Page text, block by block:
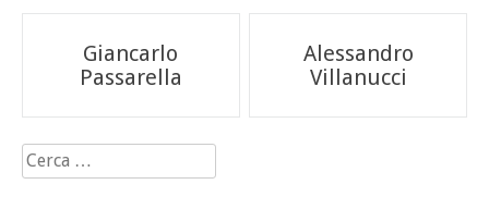
Navigazione
articoli
Giancarlo
Passarella
Alessandro
Villanucci
Ricerca
per: